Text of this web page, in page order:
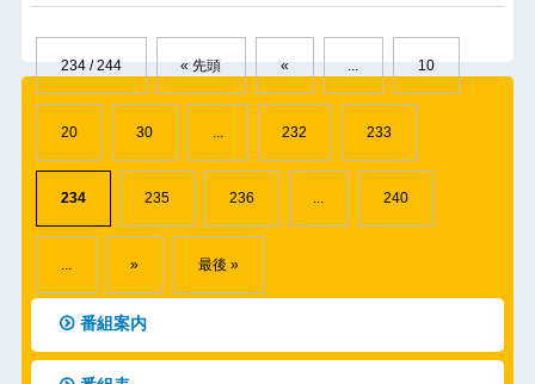
234 / 244 « 先頭 « ... 10
20 30 232 233
234 235 236 ... 240
... » 最後 »
番組案内